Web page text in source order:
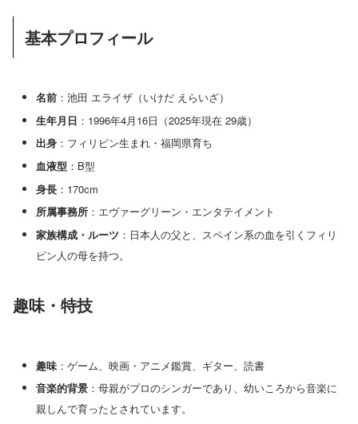
基本プロフィール
名前：池田 エライザ（いけだ えらいざ）
生年月日 ：1996年4月16日（2025年現在 29歳）
出身：フィリピン生まれ・福岡県育ち
血液型 ：B型
身長：170cm
所属事務所：エヴァーグリーン・エンタテイメント
家族構成・ルーツ ：日本人の父と、スペイン系の血を引くフィリ
ピン人の母を持つ。
趣味・特技
趣味：ゲーム、映画・アニメ鑑賞、ギター、読書
音楽的背景：母親がプロのシンガーであり、幼いころから音楽に
親しんで育ったとされています。